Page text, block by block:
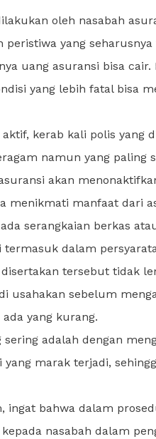
oleh nasabah
yang
uang asuransi bisa
yang lebih fatal bisa
kerab kali polis yang
namun yang paling
akan
menikmati manfaat dari
serangkaian berkas
dalam
tersebut tidak
usahakan sebelum
yang kurang.
adalah dengan
marak terjadi,
bahwa dalam
nasabah dalam